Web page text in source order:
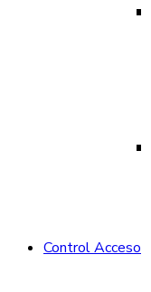
Control Acceso